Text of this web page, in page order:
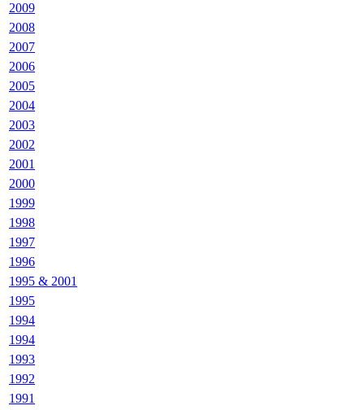
2009
2008
2007
2006
2005
2004
2003
2002
2001
2000
1999
1998
1997
1996
1995 & 2001
1995
1994
1994
1993
1992
1991